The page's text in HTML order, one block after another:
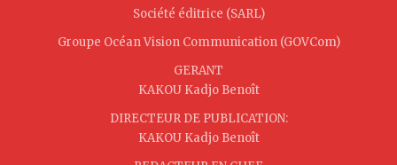
Société éditrice (SARL)
Groupe Océan Vision Communication (GOVCom)
GERANT
KAKOU Kadjo Benoît
DIRECTEUR DE PUBLICATION:
KAKOU Kadjo Benoît